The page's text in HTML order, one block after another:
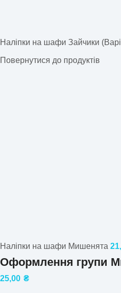
Наліпки на шафи Зайчики
Повернутися до продуктів
Наліпки на шафи Мишенята
Оформлення групи
25,00 ₴